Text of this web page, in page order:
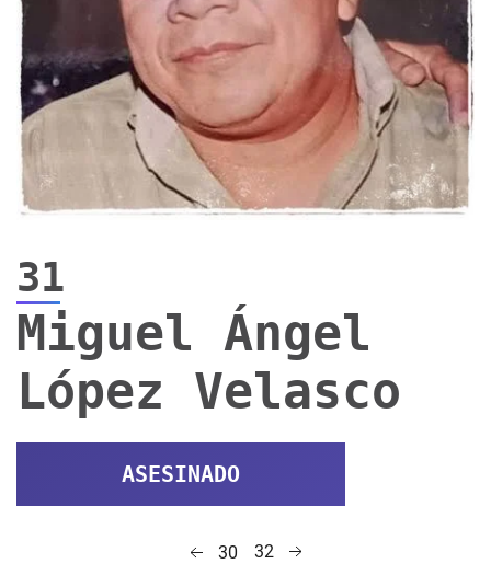
31
Miguel Ángel
López Velasco
ASESINADO
30 32